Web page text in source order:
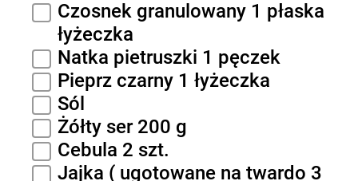
Czosnek granulowany 1 płaska
łyżeczka
Natka pietruszki 1 pęczek
Pieprz czarny 1 łyżeczka
Sól
Żółty ser 200 g
Cebula 2 szt.
Jajka ( ugotowane na twardo 3